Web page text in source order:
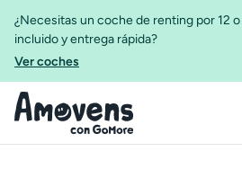
¿Necesitas un coche de renting por 12
incluido y entrega rápida?
Ver coches